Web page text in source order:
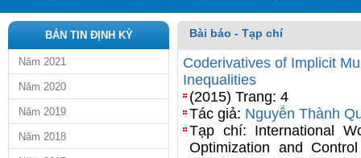
BẢN TIN ĐỊNH KỲ
Năm 2021
Năm 2020
Năm 2019
Năm 2018
Bài báo - Tạp chí
Coderivatives of Implicit
Inequalities
(2015) Trang: 4
Tác giả: Nguyễn Thành
Tạp chí: International
Optimization and